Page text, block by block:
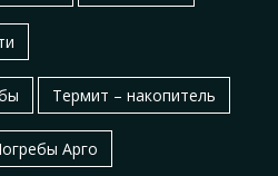
Термит – накопитель
Арго